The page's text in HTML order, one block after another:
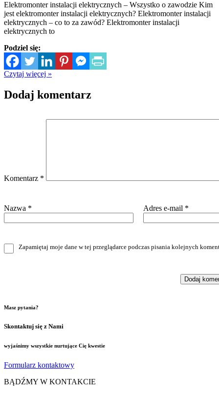
Elektromonter instalacji elektrycznych – Wszystko o zawodzie Kim
jest elektromonter instalacji elektrycznych? Elektromonter instalacji
elektrycznych – co to za zawód? Elektromonter instalacji
elektrycznych to
Podziel się:
Czytaj więcej »
Dodaj komentarz
Komentarz *
Nazwa * Adres e-mail *
Zapamiętaj moje dane w tej przeglądarce podczas pisania kolejnych
Masz pytania?
Skontaktuj się z Nami
wyjaśnimy wszystkie nurtujące Cię kwestie
Formularz kontaktowy
BĄDŹMY W KONTAKCIE